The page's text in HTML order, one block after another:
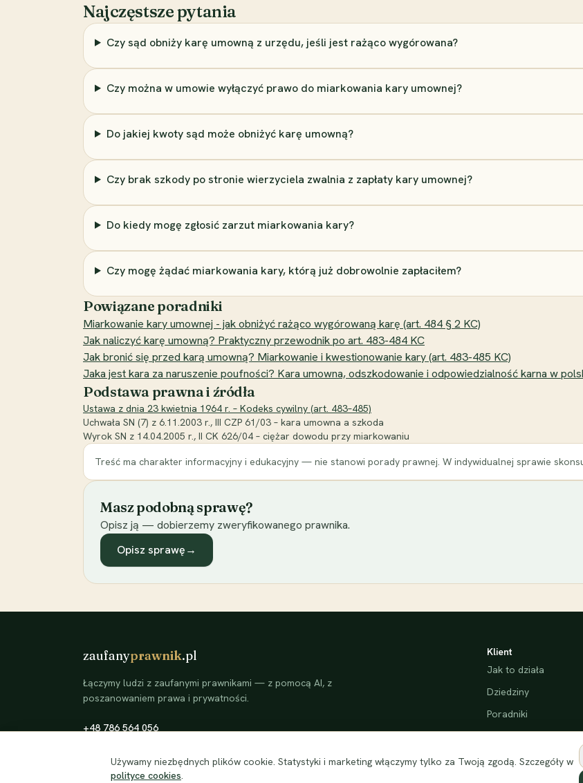
Najczęstsze pytania
Czy sąd obniży karę umowną z urzędu, jeśli jest rażąco wygórowana?
Czy można w umowie wyłączyć prawo do miarkowania kary umownej?
Do jakiej kwoty sąd może obniżyć karę umowną?
Czy brak szkody po stronie wierzyciela zwalnia z zapłaty kary umownej?
Do kiedy mogę zgłosić zarzut miarkowania kary?
Czy mogę żądać miarkowania kary, którą już dobrowolnie zapłaciłem?
Powiązane poradniki
Miarkowanie kary umownej - jak obniżyć rażąco wygórowaną karę (art. 484 § 2 KC)
Jak naliczyć karę umowną? Praktyczny przewodnik po art. 483-484 KC
Jak bronić się przed karą umowną? Miarkowanie i kwestionowanie kary (art. 483-485 KC)
Jaka jest kara za naruszenie poufności? Kara umowna, odszkodowanie i odpowiedzialność karna w
Podstawa prawna i źródła
Ustawa z dnia 23 kwietnia 1964 r. – Kodeks cywilny (art. 483–485)
Uchwała SN (7) z 6.11.2003 r., III CZP 61/03 – kara umowna a szkoda
Wyrok SN z 14.04.2005 r., II CK 626/04 – ciężar dowodu przy miarkowaniu
Treść ma charakter informacyjny i edukacyjny — nie stanowi porady prawnej. W indywidualnej sprawie
Masz podobną sprawę?
Opisz ją — dobierzemy zweryfikowanego prawnika.
Opisz sprawę→
zaufanyprawnik.pl
Łączymy ludzi z zaufanymi prawnikami — z pomocą AI, z
poszanowaniem prawa i prywatności.
+48 786 564 056
zweryfikowanymi prawnikami.
Klient
Jak to działa
Dziedziny
Poradniki
Bezpieczeństwo
Używamy niezbędnych plików cookie. Statystyki i marketing włączymy tylko za Twoją zgodą. Szczegóły w
polityce cookies.